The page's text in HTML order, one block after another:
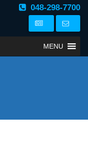
048-298-7700
MENU